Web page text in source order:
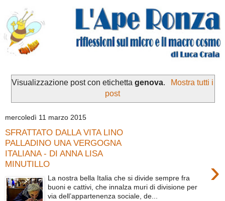
Visualizzazione post con etichettagenova.
Mostra tutti i
post
mercoledì 11 marzo 2015
SFRATTATO DALLA VITA LINO
PALLADINO UNA VERGOGNA
ITALIANA - DI ANNA LISA
MINUTILLO
›
La nostra bella Italia che si divide sempre fra
buoni e cattivi, che innalza muri di divisione per
via dell’appartenenza sociale, de...